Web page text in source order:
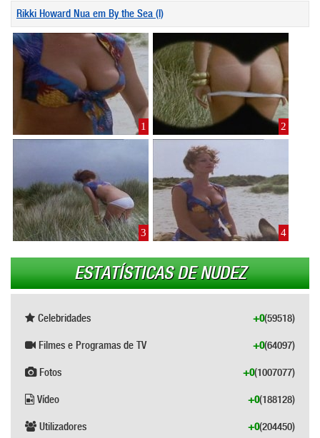
Rikki Howard Nua em By the Sea (I)
1 2
3 4
ESTATÍSTICAS DE NUDEZ
Celebridades (59518)
+0
Filmes e Programas de TV (64097)
+0
Fotos (1007077)
+0
Vídeo (188128)
+0
Utilizadores (204450)
+0